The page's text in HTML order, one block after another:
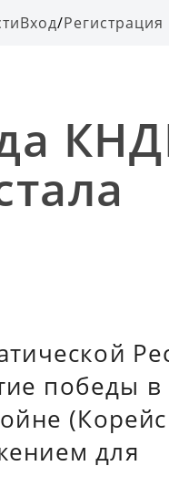
Вход/Регистрация
победы в
для